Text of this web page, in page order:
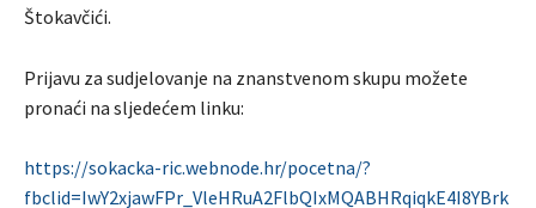
Štokavčići.
Prijavu za sudjelovanje na znanstvenom skupu možete
pronaći na sljedećem linku:
https://sokacka-ric.webnode.hr/pocetna/?
fbclid=IwY2xjawFPr_VleHRuA2FlbQIxMQABHRqiqkE4I8YBrk